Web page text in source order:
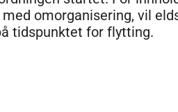
omorganisering, vil
tidspunktet for flytting.